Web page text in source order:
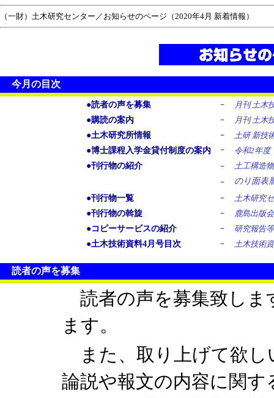
（一財）土木研究センター／お知らせのページ（2020年4月 新着情報）
今月の目次
●読者の声を募集 －
月刊 土木
●購読の案内
－
月刊 土木
●土木研究所情報
－
土研 新技
●博士課程入学金貸付制度の案内
－
令和2年度
●刊行物の紹介
－
土工構造
－
のり面表
●刊行物一覧
－
土木研究
●刊行物の斡旋
－
鹿島出版
●コピーサービスの紹介
－
研究報告
●土木技術資料4月号目次
－ 土木技術
読者の声を募集
読者の声を募集致しま
ます。
また、取り上げて欲し
論説や報文の内容に関